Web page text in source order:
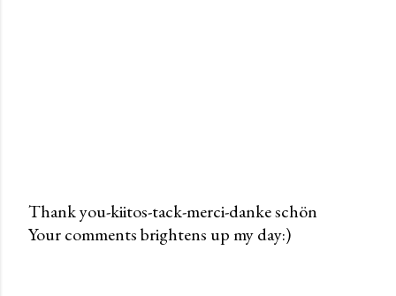
P
Thank you-kiitos-tack-merci-danke schön
Your comments brightens up my day:)